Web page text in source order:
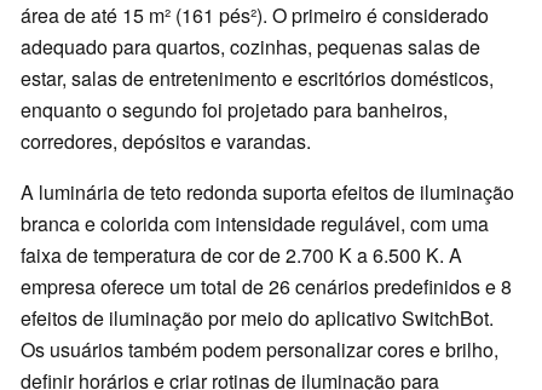
área de até 15 m² (161 pés²). O primeiro é considerado
adequado para quartos, cozinhas, pequenas salas de
estar, salas de entretenimento e escritórios domésticos,
enquanto o segundo foi projetado para banheiros,
corredores, depósitos e varandas.
A luminária de teto redonda suporta efeitos de iluminação
branca e colorida com intensidade regulável, com uma
faixa de temperatura de cor de 2.700 K a 6.500 K. A
empresa oferece um total de 26 cenários predefinidos e 8
efeitos de iluminação por meio do aplicativo SwitchBot.
Os usuários também podem personalizar cores e brilho,
definir horários e criar rotinas de iluminação para